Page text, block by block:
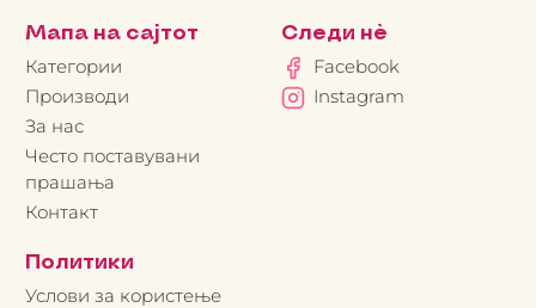
Мапа на сајтот
Категории
Производи
За нас
Често поставувани
прашања
Контакт
Политики
Услови за користење
Следи нè
Facebook
Instagram